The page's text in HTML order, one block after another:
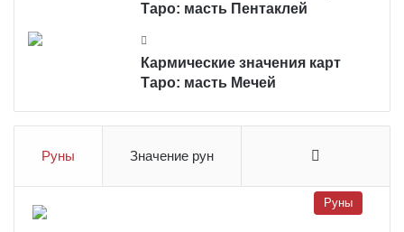
Таро: масть Пентаклей
Кармические значения карт
Таро: масть Мечей
Руны Значение рун
Руны